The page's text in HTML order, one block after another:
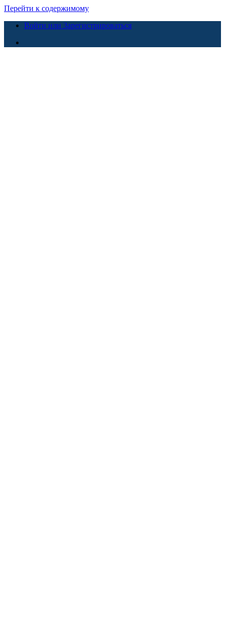
Перейти к содержимому
Войти или Зарегистрироваться